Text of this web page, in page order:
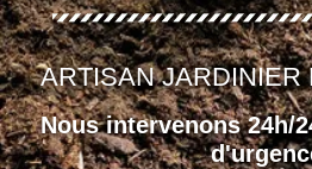
ARTISAN JARDINIER
Nous intervenons 24h/